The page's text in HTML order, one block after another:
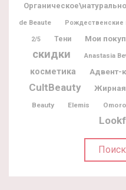
de Beaute
Рождественские
2/5 Тени Мои
скидки
Anastasia
косметика
Адвент-
CultBeauty
Beauty
Elemis